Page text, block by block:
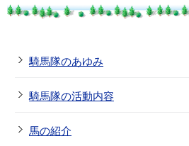
騎馬隊のあゆみ
騎馬隊の活動内容
馬の紹介